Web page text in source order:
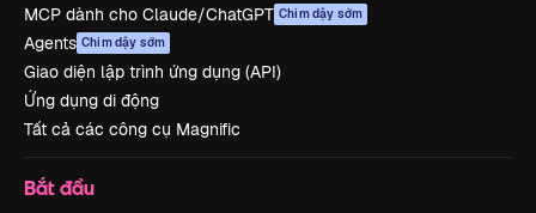
MCP dành cho Claude/ChatGPT Chim dậy sớm
Agents Chim dậy sớm
Giao diện lập trình ứng dụng (API)
Ứng dụng di động
Tất cả các công cụ Magnific
Bắt đầu